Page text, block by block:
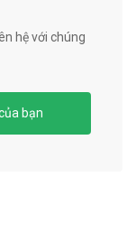
hệ với chúng
bạn